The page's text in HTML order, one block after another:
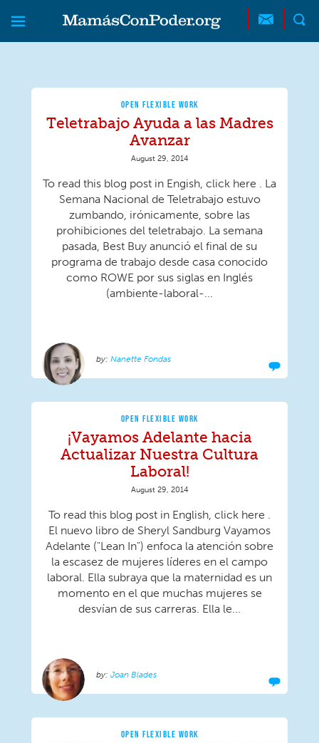
Skip to main content
Skip to main content
MamásConPoder
OPEN FLEXIBLE WORK
Teletrabajo Ayuda a las Madres
Avanzar
August 29, 2014
To read this blog post in Engish, click here . La
Semana Nacional de Teletrabajo estuvo
zumbando, irónicamente, sobre las
prohibiciones del teletrabajo. La semana
pasada, Best Buy anunció el final de su
programa de trabajo desde casa conocido
como ROWE por sus siglas en Inglés
(ambiente-laboral-...
Nanette Fondas
OPEN FLEXIBLE WORK
¡Vayamos Adelante hacia
Actualizar Nuestra Cultura
Laboral!
August 29, 2014
To read this blog post in English, click here .
El nuevo libro de Sheryl Sandburg Vayamos
Adelante ("Lean In") enfoca la atención sobre
la escasez de mujeres líderes en el campo
laboral. Ella subraya que la maternidad es un
momento en el que muchas mujeres se
desvían de sus carreras. Ella le...
Joan Blades
OPEN FLEXIBLE WORK